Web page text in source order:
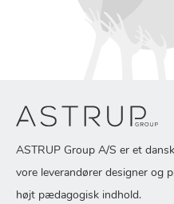
ASTRUP Group A/S er et
vore leverandører designer og
højt pædagogisk indhold.